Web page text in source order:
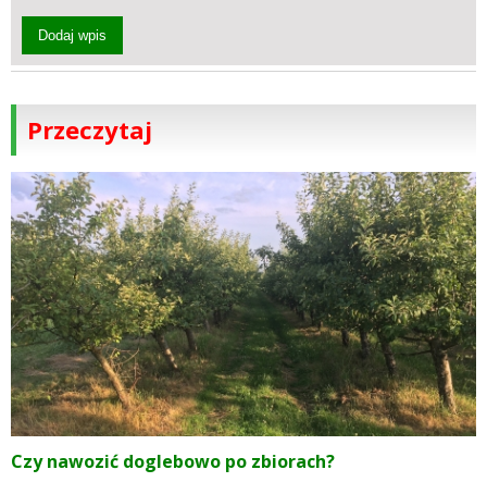
Dodaj wpis
Przeczytaj
Czy nawozić doglebowo po zbiorach?